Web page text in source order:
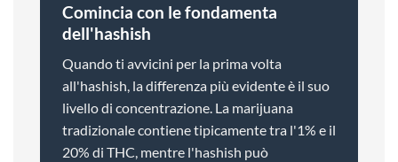
Comincia con le fondamenta
dell'hashish
Quando ti avvicini per la prima volta
all'hashish, la differenza più evidente è il suo
livello di concentrazione. La marijuana
tradizionale contiene tipicamente tra l'1% e il
20% di THC, mentre l'hashish può